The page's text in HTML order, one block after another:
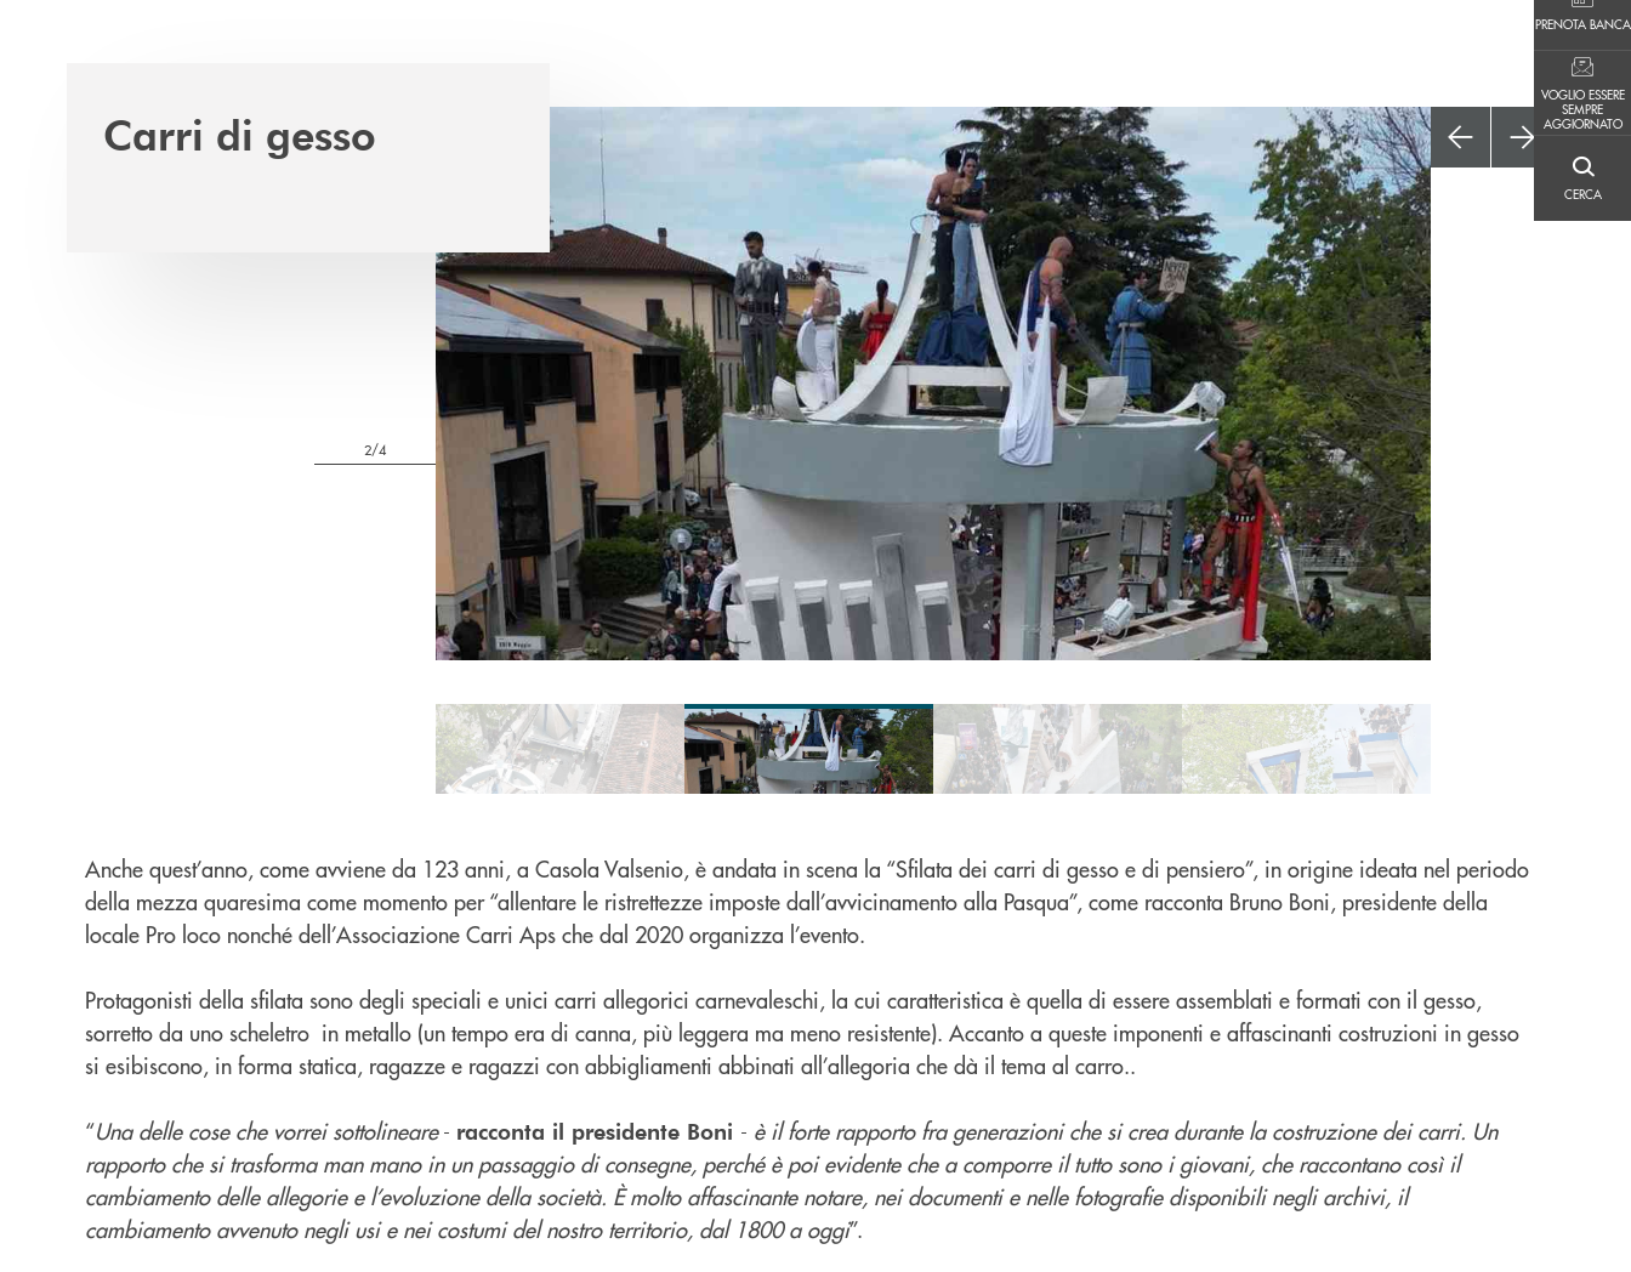
PRENOTA BANCA
VOGLIO ESSERE
SEMPRE
AGGIORNATO
CERCA
Carri di gesso
2/4
Anche quest’anno, come avviene da 123 anni, a Casola Valsenio, è andata in scena la “Sfilata dei carri di gesso e di pensiero”, in origine ideata nel periodo
della mezza quaresima come momento per “allentare le ristrettezze imposte dall’avvicinamento alla Pasqua”, come racconta Bruno Boni, presidente della
locale Pro loco nonché dell’Associazione Carri Aps che dal 2020 organizza l’evento.
Protagonisti della sfilata sono degli speciali e unici carri allegorici carnevaleschi, la cui caratteristica è quella di essere assemblati e formati con il gesso,
sorretto da uno scheletro in metallo (un tempo era di canna, più leggera ma meno resistente). Accanto a queste imponenti e affascinanti costruzioni in gesso
si esibiscono, in forma statica, ragazze e ragazzi con abbigliamenti abbinati all’allegoria che dà il tema al carro..
“Una delle cose che vorrei sottolineare- racconta il presidente Boni - è il forte rapporto fra generazioni che si crea durante la costruzione dei carri. Un
rapporto che si trasforma man mano in un passaggio di consegne, perché è poi evidente che a comporre il tutto sono i giovani, che raccontano così il
cambiamento delle allegorie e l’evoluzione della società. È molto affascinante notare, nei documenti e nelle fotografie disponibili negli archivi, il
cambiamento avvenuto negli usi e nei costumi del nostro territorio, dal 1800 a oggi”.